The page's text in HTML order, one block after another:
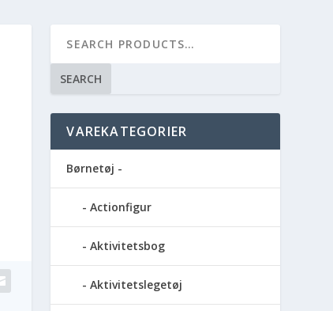
SEARCH
VAREKATEGORIER
Børnetøj -
Actionfigur
Aktivitetsbog
Aktivitetslegetøj